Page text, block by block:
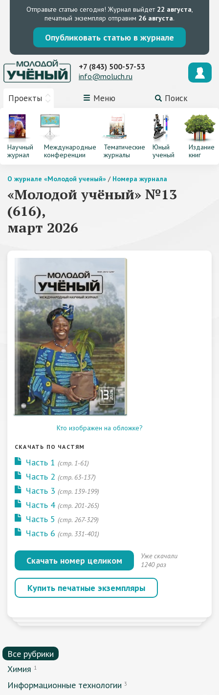
Отправьте статью сегодня! Журнал выйдет 22 августа,
печатный экземпляр отправим 26 августа.
Опубликовать статью в журнале
Проекты Меню Поиск
+7 (843) 500-57-53
info@moluch.ru
Научный
журнал
Международные
конференции
Тематические
журналы
Юный
ученый
Издание
книг
О журнале «Молодой ученый» / Номера журнала
«Молодой учёный» №13
(616),
март 2026
Кто изображен на обложке?
СКАЧАТЬ ПО ЧАСТЯМ
Часть 1 (стр. 1-61)
Часть 2 (стр. 63-137)
Часть 3 (стр. 139-199)
Часть 4 (стр. 201-265)
Часть 5 (стр. 267-329)
Часть 6 (стр. 331-401)
Скачать номер целиком
Уже скачали
1240 раз
Купить печатные экземпляры
Все рубрики
Химия 1
Информационные технологии 3